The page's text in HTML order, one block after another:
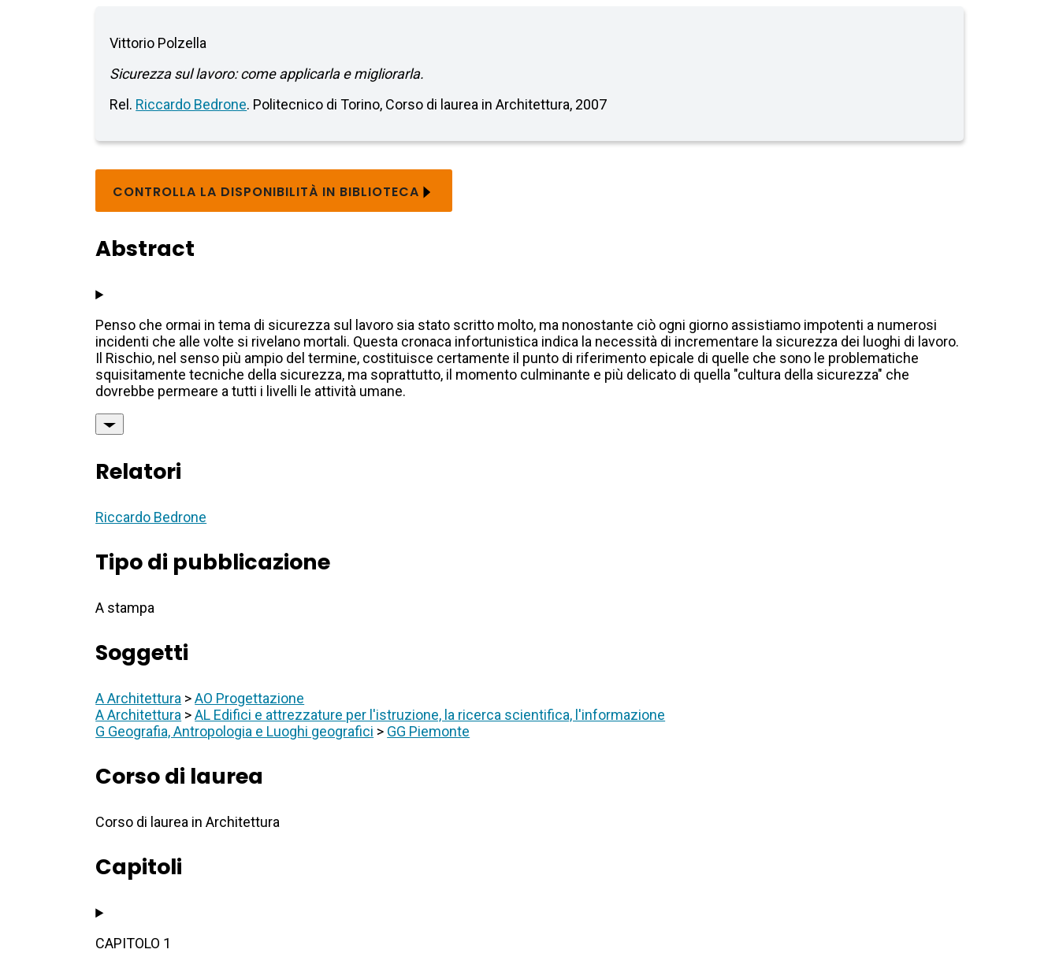
Vittorio Polzella
Sicurezza sul lavoro: come applicarla e migliorarla.
Rel. Riccardo Bedrone. Politecnico di Torino, Corso di laurea in Architettura, 2007
CONTROLLA LA DISPONIBILITÀ IN BIBLIOTECA
Abstract
Penso che ormai in tema di sicurezza sul lavoro sia stato scritto molto, ma nonostante ciò ogni giorno assistiamo impotenti a numerosi
incidenti che alle volte si rivelano mortali. Questa cronaca infortunistica indica la necessità di incrementare la sicurezza dei luoghi di lavoro.
Il Rischio, nel senso più ampio del termine, costituisce certamente il punto di riferimento epicale di quelle che sono le problematiche
squisitamente tecniche della sicurezza, ma soprattutto, il momento culminante e più delicato di quella "cultura della sicurezza" che
dovrebbe permeare a tutti i livelli le attività umane.
Relatori
Riccardo Bedrone
Tipo di pubblicazione
A stampa
Soggetti
A Architettura >AO Progettazione
A Architettura >AL Edifici e attrezzature per l'istruzione, la ricerca scientifica, l'informazione
G Geografia, Antropologia e Luoghi geografici > GG Piemonte
Corso di laurea
Corso di laurea in Architettura
Capitoli
CAPITOLO 1